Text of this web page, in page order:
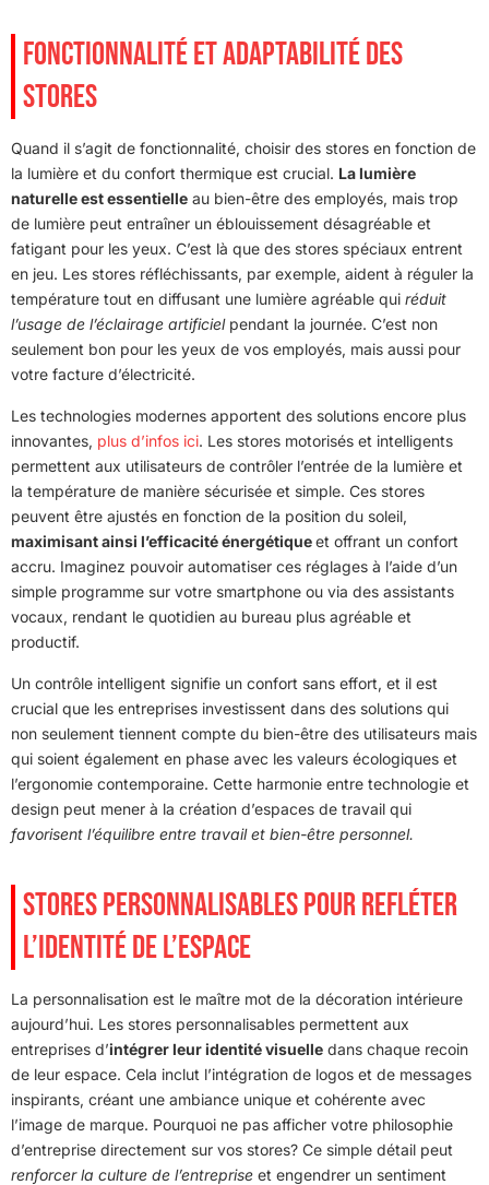
FONCTIONNALITÉ ET ADAPTABILITÉ DES
STORES
Quand il s’agit de fonctionnalité, choisir des stores en fonction de
la lumière et du confort thermique est crucial. La lumière
naturelle est essentielle au bien-être des employés, mais trop
de lumière peut entraîner un éblouissement désagréable et
fatigant pour les yeux. C’est là que des stores spéciaux entrent
en jeu. Les stores réfléchissants, par exemple, aident à réguler la
température tout en diffusant une lumière agréable qui réduit
l’usage de l’éclairage artificielpendant la journée. C’est non
seulement bon pour les yeux de vos employés, mais aussi pour
votre facture d’électricité.
Les technologies modernes apportent des solutions encore plus
innovantes, plus d’infos ici. Les stores motorisés et intelligents
permettent aux utilisateurs de contrôler l’entrée de la lumière et
la température de manière sécurisée et simple. Ces stores
peuvent être ajustés en fonction de la position du soleil,
maximisant ainsi l’efficacité énergétiqueet offrant un confort
accru. Imaginez pouvoir automatiser ces réglages à l’aide d’un
simple programme sur votre smartphone ou via des assistants
vocaux, rendant le quotidien au bureau plus agréable et
productif.
Un contrôle intelligent signifie un confort sans effort, et il est
crucial que les entreprises investissent dans des solutions qui
non seulement tiennent compte du bien-être des utilisateurs mais
qui soient également en phase avec les valeurs écologiques et
l’ergonomie contemporaine. Cette harmonie entre technologie et
design peut mener à la création d’espaces de travail qui
favorisent l’équilibre entre travail et bien-être personnel.
STORES PERSONNALISABLES POUR REFLÉTER
L’IDENTITÉ DE L’ESPACE
La personnalisation est le maître mot de la décoration intérieure
aujourd’hui. Les stores personnalisables permettent aux
entreprises d’intégrer leur identité visuelle dans chaque recoin
de leur espace. Cela inclut l’intégration de logos et de messages
inspirants, créant une ambiance unique et cohérente avec
l’image de marque. Pourquoi ne pas afficher votre philosophie
d’entreprise directement sur vos stores? Ce simple détail peut
renforcer la culture de l’entreprise et engendrer un sentiment